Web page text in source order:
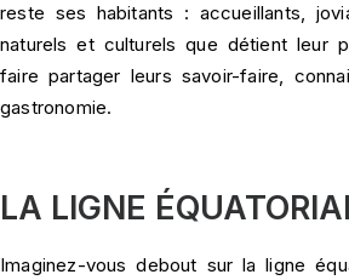
reste ses habitants : accueillants,
naturels et culturels que détient leur
faire partager leurs savoir-faire,
gastronomie.
LA LIGNE
Imaginez-vous debout sur la ligne